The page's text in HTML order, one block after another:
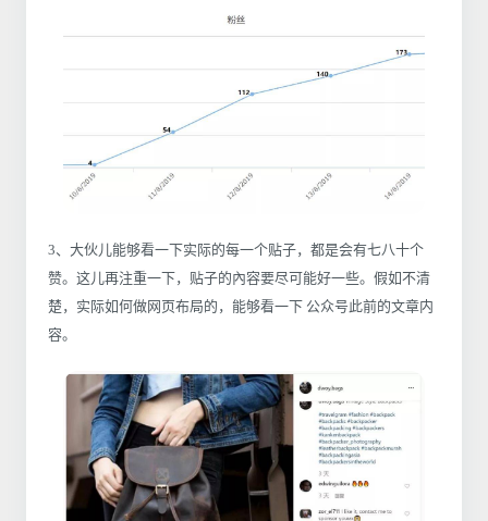
3、大伙儿能够看一下实际的每一个贴子，都是会有七八十个
赞。这儿再注重一下，贴子的內容要尽可能好一些。假如不清
楚，实际如何做网页布局的，能够看一下 公众号此前的文章内
容。